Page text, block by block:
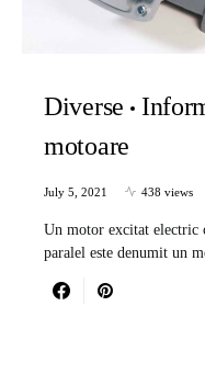
Diverse
motoare
July 5, 2021 438 views
Un motor excitat electric
paralel este denumit un